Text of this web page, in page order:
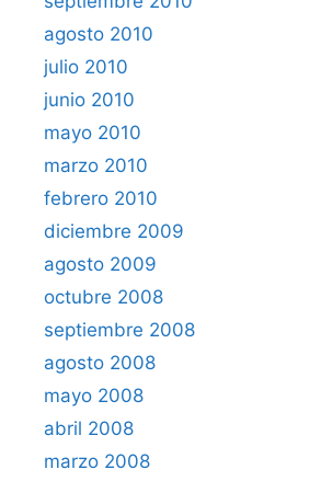
agosto 2010
julio 2010
junio 2010
mayo 2010
marzo 2010
febrero 2010
diciembre 2009
agosto 2009
octubre 2008
septiembre 2008
agosto 2008
mayo 2008
abril 2008
marzo 2008